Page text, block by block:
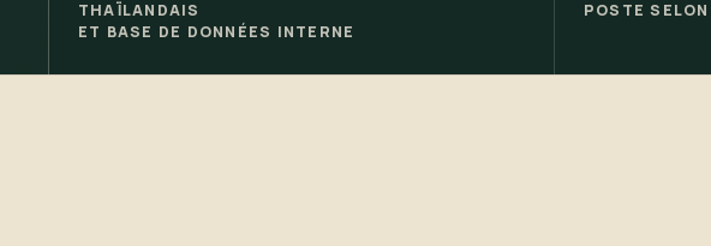
THAÏLANDAIS
ET BASE DE DONNÉES INTERNE
POSTE